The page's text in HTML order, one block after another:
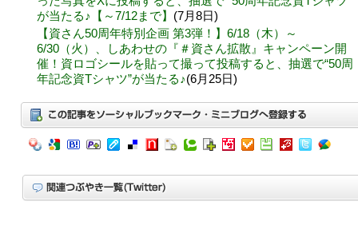
が当たる♪【～7/12まで】 (7月8日)
【資さん50周年特別企画 第3弾！】6/18（木）～
6/30（火）、しあわせの『＃資さん拡散』キャンペーン開
催！資ロゴシールを貼って撮って投稿すると、抽選で“50周
年記念資Tシャツ”が当たる♪(6月25日)